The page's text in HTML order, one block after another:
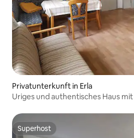
Privatunterkunft in Erla
Uriges und authentisches Haus
Superhost
Superhost